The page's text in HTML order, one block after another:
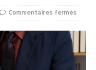
Commentaires fermés